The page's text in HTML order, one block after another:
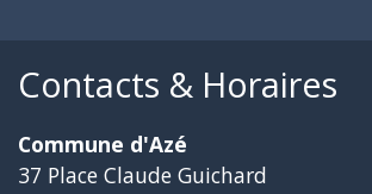
Contacts & Horaires
Commune d'Azé
37 Place Claude Guichard